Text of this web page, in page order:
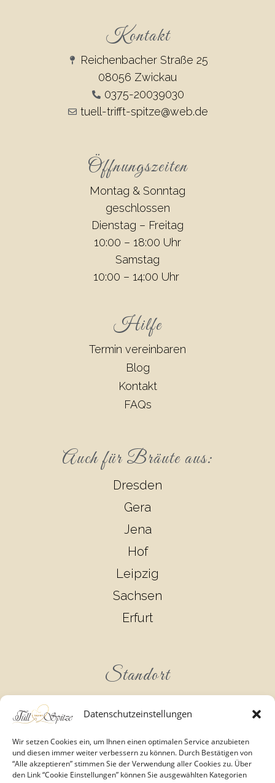
Datenschutzeinstellungen
Wir setzen Cookies ein, um Ihnen einen optimalen Service anzubieten
und diesen immer weiter verbessern zu können. Durch Bestätigen von
“Alle akzeptieren” stimmen Sie der Verwendung aller Cookies zu. Über
den Link “Cookie Einstellungen” können Sie ausgewählten Kategorien
Kontakt
Reichenbacher Straße 25
08056 Zwickau
0375-20039030
tuell-trifft-spitze@web.de
Öffnungszeiten
Montag & Sonntag
geschlossen
Dienstag – Freitag
10:00 – 18:00 Uhr
Samstag
10:00 – 14:00 Uhr
Hilfe
Termin vereinbaren
Blog
Kontakt
FAQs
Auch für Bräute aus:
Dresden
Gera
Jena
Hof
Leipzig
Sachsen
Erfurt
Standort